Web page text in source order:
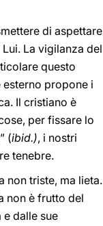
di aspettare
La vigilanza del
questo
esterno propone i
Il cristiano è
per fissare lo
(ibid.), i nostri
tenebre.
non triste, ma lieta.
non è frutto del
dalle sue